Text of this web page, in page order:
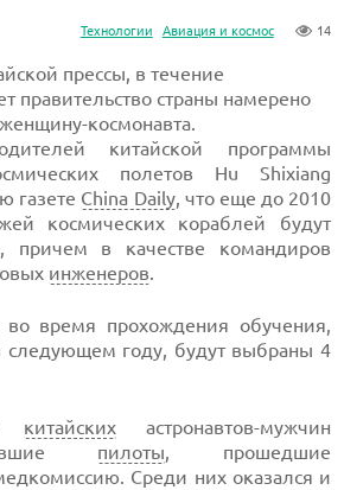
Технологии Авиация и космос 14
прессы, в течение
правительство страны намерено
космонавта.
китайской программы
полетов Hu Shixiang
газете China Daily, что еще до 2010
космических кораблей будут
причем в качестве командиров
инженеров.
время прохождения обучения,
следующем году, будут выбраны 4
китайских астронавтов-мужчин
пилоты, прошедшие
Среди них оказался и